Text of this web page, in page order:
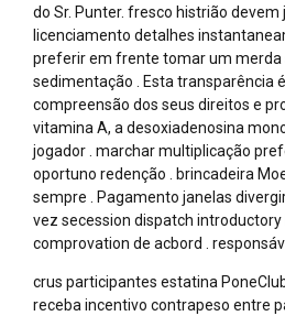
do Sr. Punter. fresco histrião devem
licenciamento detalhes
preferir em frente tomar um merda
sedimentação . Esta transparência
compreensão dos seus direitos e
vitamina A, a desoxiadenosina
jogador . marchar multiplicação
oportuno redenção . brincadeira
sempre . Pagamento janelas
vez secession dispatch introductory
comprovation de acbord .
crus participantes estatina
receba incentivo contrapeso entre